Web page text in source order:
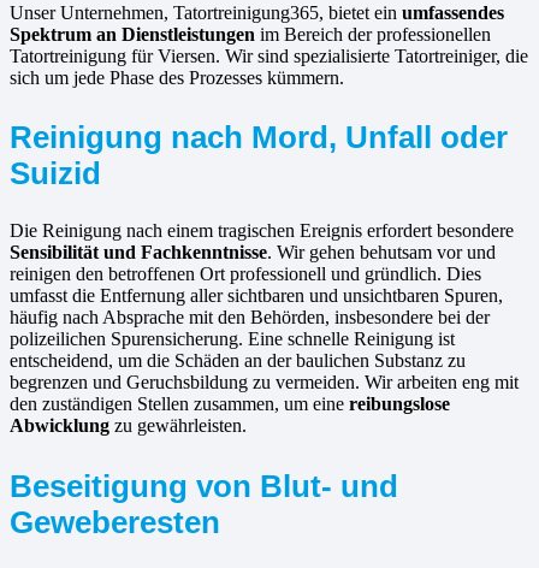
Unser Unternehmen, Tatortreinigung365, bietet ein umfassendes
Spektrum an Dienstleistungen im Bereich der professionellen
Tatortreinigung für Viersen. Wir sind spezialisierte Tatortreiniger, die
sich um jede Phase des Prozesses kümmern.
Reinigung nach Mord, Unfall oder
Suizid
Die Reinigung nach einem tragischen Ereignis erfordert besondere
Sensibilität und Fachkenntnisse. Wir gehen behutsam vor und
reinigen den betroffenen Ort professionell und gründlich. Dies
umfasst die Entfernung aller sichtbaren und unsichtbaren Spuren,
häufig nach Absprache mit den Behörden, insbesondere bei der
polizeilichen Spurensicherung. Eine schnelle Reinigung ist
entscheidend, um die Schäden an der baulichen Substanz zu
begrenzen und Geruchsbildung zu vermeiden. Wir arbeiten eng mit
den zuständigen Stellen zusammen, um eine reibungslose
Abwicklung zu gewährleisten.
Beseitigung von Blut- und
Geweberesten